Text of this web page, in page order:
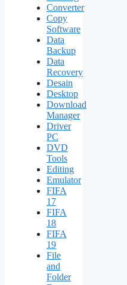
Converter
Copy
Software
Data
Backup
Data
Recovery
Desain
Desktop
Download
Manager
Driver
PC
DVD
Tools
Editing
Emulator
FIFA
17
FIFA
18
FIFA
19
File
and
Folder